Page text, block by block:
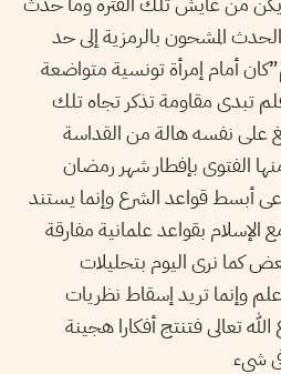
المشحون بالرمزية إلى حد
أمام إمرأة تونسية متواضعة
تبدى مقاومة تذكر تجاه تلك
على نفسه هالة من القداسة
الفتوى بإفطار شهر رمضان
أبسط قواعد الشرع وإنما يستند
بقواعد علمانية مفارقة
كما نرى اليوم بتحليلات
وإنما تريد إسقاط نظريات
تعالى فتنتج أفكارا هجينة
شيء